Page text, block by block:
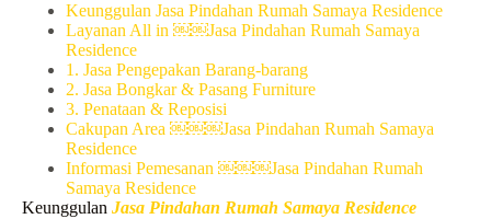
Keunggulan Jasa Pindahan Rumah Samaya Residence
Layanan All in ￼￼Jasa Pindahan Rumah Samaya
Residence
1. Jasa Pengepakan Barang-barang
2. Jasa Bongkar & Pasang Furniture
3. Penataan & Reposisi
Cakupan Area ￼￼￼Jasa Pindahan Rumah Samaya
Residence
Informasi Pemesanan ￼￼￼Jasa Pindahan Rumah
Samaya Residence
Keunggulan Jasa Pindahan Rumah Samaya Residence